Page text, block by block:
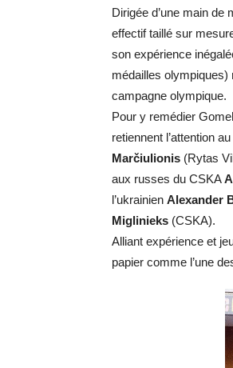
Dirigée d’une main de
effectif taillé sur
son expérience
médailles
campagne olympique.
Pour y remédier
retiennent l’attention
Marčiulionis (Rytas
aux russes du CSKA
l’ukrainien Alexander
Miglinieks (CSKA).
Alliant expérience et
papier comme l’une